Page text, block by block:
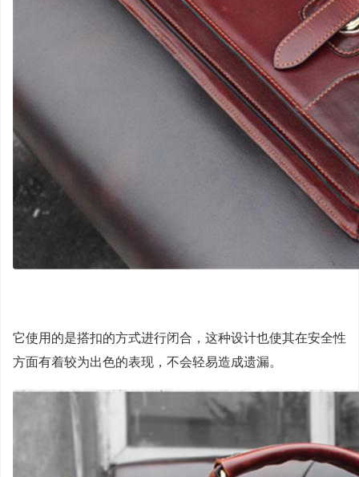
它使用的是搭扣的方式进行闭合，这种设计也使其在安全性
方面有着较为出色的表现，不会轻易造成遗漏。